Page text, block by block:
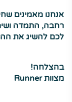
אנחנו מאמינים
רחבה, התמדה
לכם להשיג את
בהצלחה!
מצוות Runner